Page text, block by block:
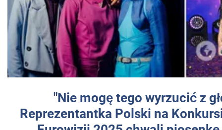
"Nie mogę tego wyrzucić z
Reprezentantka Polski na